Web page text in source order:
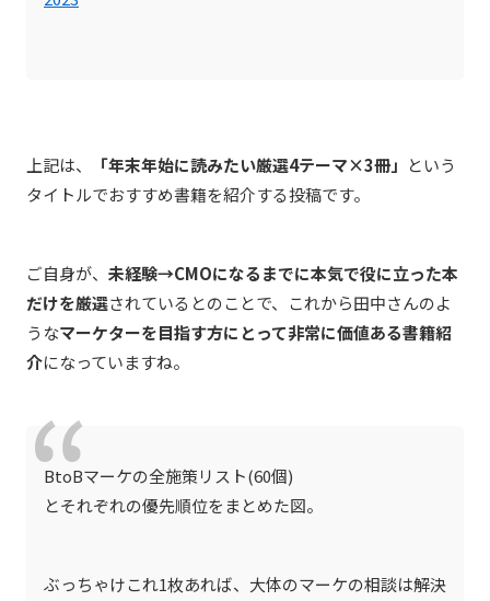
上記は、 「年末年始に読みたい厳選4テーマ×3冊」 という
タイトルでおすすめ書籍を紹介する投稿です。
ご自身が、 未経験→CMOになるまでに本気で役に立った本
だけを厳選されているとのことで、これから田中さんのよ
うなマーケターを目指す方にとって非常に価値ある書籍紹
介になっていますね。
BtoBマーケの全施策リスト(60個)
とそれぞれの優先順位をまとめた図。
ぶっちゃけこれ1枚あれば、大体のマーケの相談は解決